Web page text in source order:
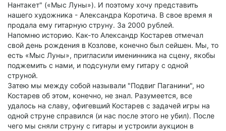
Нантакет" («Мыс Луны»). И поэтому хочу представить
нашего художника - Александра Коротича. В свое время я
продала ему гитарную струну. За 2000 рублей.
Напомню историю. Как-то Александр Костарев отмечал
свой день рождения в Козлове, конечно был сейшен. Мы, то
есть «Мыс Луны», пригласили именинника на сцену, якобы
поджемить с нами, и подсунули ему гитару с одной
струной.
Затею мы между собой называли "Подвиг Паганини", но
Костарев об этом, конечно, не знал. Разумеется, все
удалось на славу, офигевший Костарев с задачей игры на
одной струне справился (и нас после этого не убил). После
чего мы сняли струну с гитары и устроили аукцион в